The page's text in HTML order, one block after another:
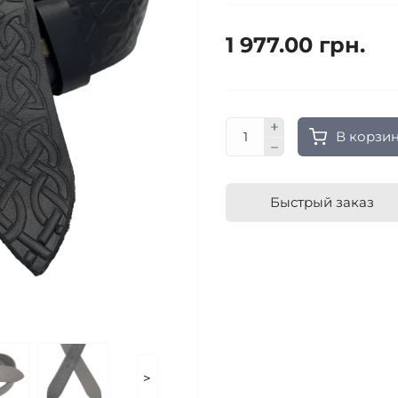
>
1 977.00 грн.
В
Быстрый заказ